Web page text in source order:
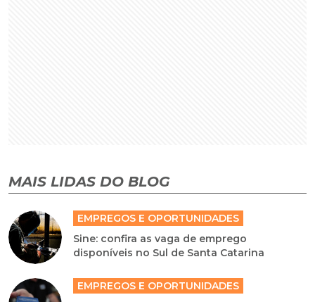
MAIS LIDAS DO BLOG
EMPREGOS E OPORTUNIDADES
Sine: confira as vaga de emprego
disponíveis no Sul de Santa Catarina
EMPREGOS E OPORTUNIDADES